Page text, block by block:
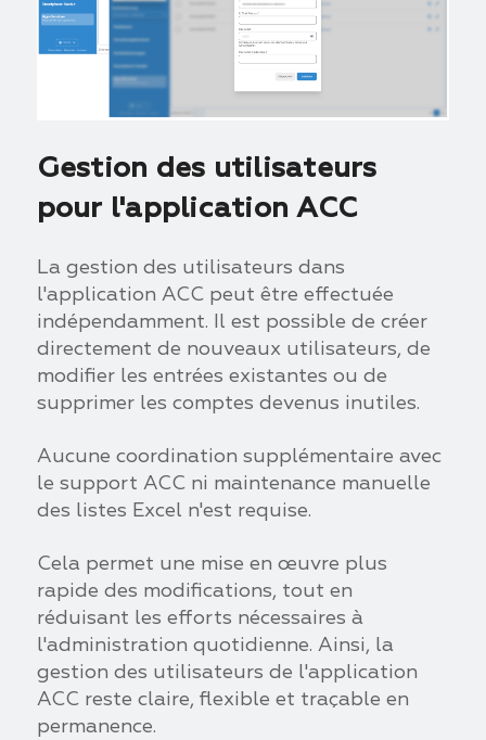
Gestion des utilisateurs
pour l'application ACC
La gestion des utilisateurs dans
l'application ACC peut être effectuée
indépendamment. Il est possible de créer
directement de nouveaux utilisateurs, de
modifier les entrées existantes ou de
supprimer les comptes devenus inutiles.
Aucune coordination supplémentaire avec
le support ACC ni maintenance manuelle
des listes Excel n'est requise.
Cela permet une mise en œuvre plus
rapide des modifications, tout en
réduisant les efforts nécessaires à
l'administration quotidienne. Ainsi, la
gestion des utilisateurs de l'application
ACC reste claire, flexible et traçable en
permanence.